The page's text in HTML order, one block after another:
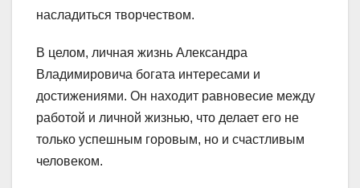
насладиться творчеством.
В целом, личная жизнь Александра
Владимировича богата интересами и
достижениями. Он находит равновесие между
работой и личной жизнью, что делает его не
только успешным горовым, но и счастливым
человеком.